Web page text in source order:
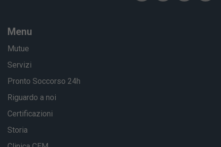
Menu
Mutue
Servizi
Pronto Soccorso 24h
Riguardo a noi
Certificazioni
Storia